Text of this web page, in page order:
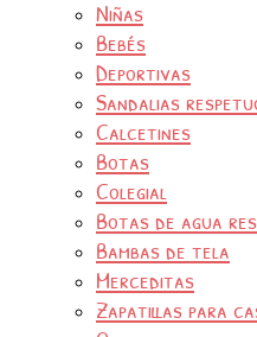
Niñas
Bebés
Deportivas
Sandalias
Calcetines
Botas
Colegial
Botas de agua
Bambas de tela
Merceditas
Zapatillas para